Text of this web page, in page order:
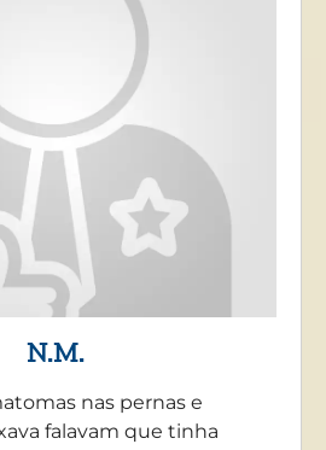
N.M.
nas pernas e
falavam que tinha